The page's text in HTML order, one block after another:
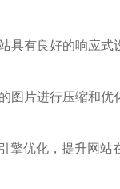
具有良好的响应式
图片进行压缩和优
擎优化，提升网站